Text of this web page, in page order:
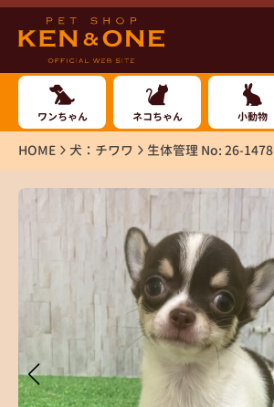
ワンちゃん ネコちゃん 小動物
HOME 犬：チワワ 生体管理 No: 26-1478